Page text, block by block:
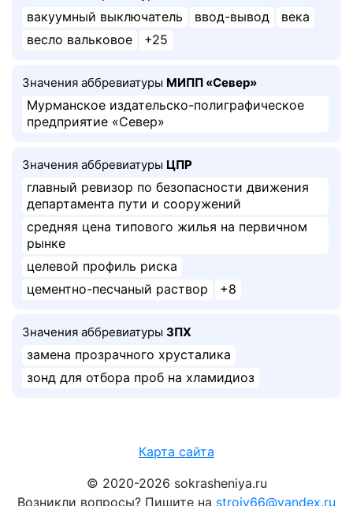
вакуумный выключатель ввод-вывод
века
весло вальковое
+25
Значения аббревиатуры МИПП «Север»
Мурманское издательско-полиграфическое
предприятие «Север»
Значения аббревиатуры ЦПР
главный ревизор по безопасности движения
департамента пути и сооружений
средняя цена типового жилья на первичном
рынке
целевой профиль риска
цементно-песчаный раствор
+8
Значения аббревиатуры ЗПХ
замена прозрачного хрусталика
зонд для отбора проб на хламидиоз
Карта сайта
© 2020-2026 sokrasheniya.ru
Возникли вопросы? Пишите на stroiv66@yandex.ru